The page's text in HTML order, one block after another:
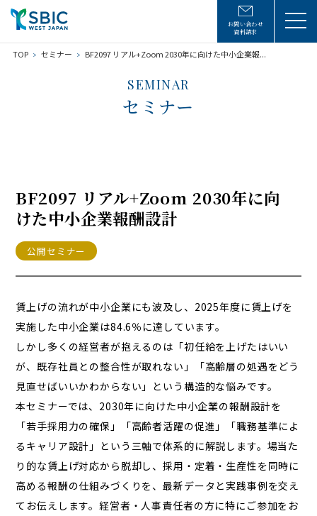
お問い合わせ
資料請求
TOP セミナー BF2097 リアル+Zoom 2030年に向けた中小企業報...
SEMINAR
セミナー
BF2097 リアル+Zoom 2030年に向
けた中小企業報酬設計
公開セミナー
賃上げの流れが中小企業にも波及し、2025年度に賃上げを
実施した中小企業は84.6％に達しています。
しかし多くの経営者が抱えるのは「初任給を上げたはいい
が、既存社員との整合性が取れない」「高齢層の処遇をどう
見直せばいいかわからない」という構造的な悩みです。
本セミナーでは、2030年に向けた中小企業の報酬設計を
「若手採用力の確保」「高齢者活躍の促進」「職務基準によ
るキャリア設計」という三軸で体系的に解説します。場当た
り的な賃上げ対応から脱却し、採用・定着・生産性を同時に
高める報酬の仕組みづくりを、最新データと実践事例を交え
てお伝えします。経営者・人事責任者の方に特にご参加をお